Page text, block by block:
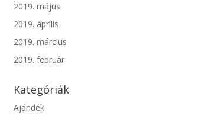
2019. május
2019. április
2019. március
2019. február
Kategóriák
Ajándék